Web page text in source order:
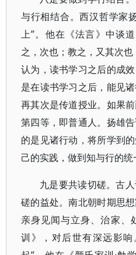
与行相结合。西汉哲学家
上”。他在《法言》中谈
之，次也；教之，又其次
认为，读书学习之后的成
是在读书学习之后，能见
再其次是传道授业。如果
第四等，即普通人。扬雄
的是见诸行动，将所学到
己的实践，做到知与行的统
九是要共读切磋。古
磋的益处。南北朝时期思
亲身见闻与立身、治家、
训》，对后世有深远影